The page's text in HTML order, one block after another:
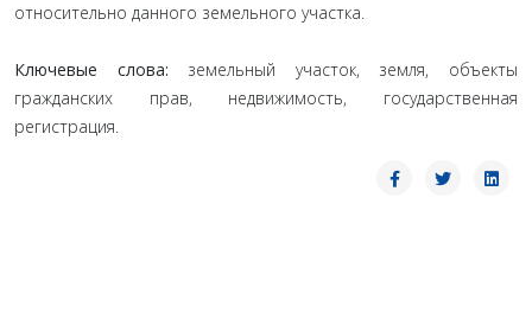
относительно данного земельного участка.
Ключевые слова: земельный участок, земля, объекты
гражданских прав, недвижимость, государственная
регистрация.